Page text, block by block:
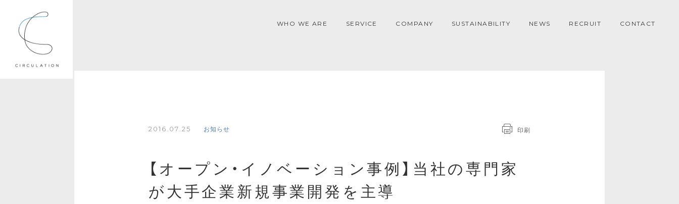
WHO WE ARE SERVICE COMPANY SUSTAINABILITY NEWS RECRUIT CONTACT
2016.07.25 お知らせ 印刷
【オープン・イノベーション事例】当社の専門家
が大手企業新規事業開発を主導